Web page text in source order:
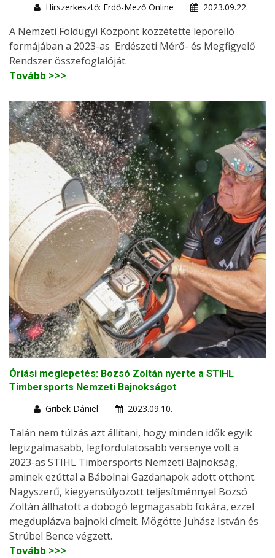
Hírszerkesztő: Erdő-Mező Online
2023.09.22.
A Nemzeti Földügyi Központ közzétette leporelló
formájában a 2023-as Erdészeti Mérő- és Megfigyelő
Rendszer összefoglalóját.
Tovább >>>
Óriási meglepetés: Bozsó Zoltán nyerte a STIHL
Timbersports Nemzeti Bajnokságot
Gribek Dániel
2023.09.10.
Talán nem túlzás azt állítani, hogy minden idők egyik
legizgalmasabb, legfordulatosabb versenye volt a
2023-as STIHL Timbersports Nemzeti Bajnokság,
aminek ezúttal a Bábolnai Gazdanapok adott otthont.
Nagyszerű, kiegyensúlyozott teljesítménnyel Bozsó
Zoltán állhatott a dobogó legmagasabb fokára, ezzel
megduplázva bajnoki címeit. Mögötte Juhász István és
Strúbel Bence végzett.
Tovább >>>